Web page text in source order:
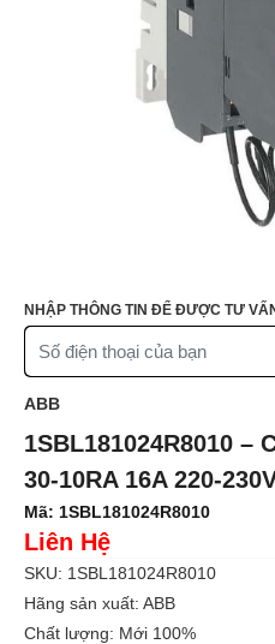
NHẬP THÔNG TIN ĐỂ ĐƯỢC TƯ
ABB
1SBL181024R8010 –
30-10RA 16A 220-
Mã: 1SBL181024R8010
Liên Hệ
SKU: 1SBL181024R8010
Hãng sản xuất: ABB
Chất lượng: Mới 100%